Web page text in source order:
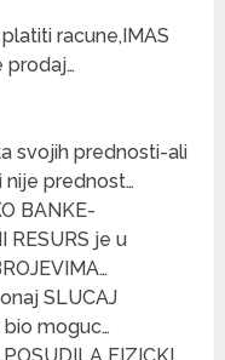
racune,IMAS
prodaj…
svojih prednosti-ali
nije prednost…
BANKE-
RESURS je u
SLUCAJ
bio moguc…